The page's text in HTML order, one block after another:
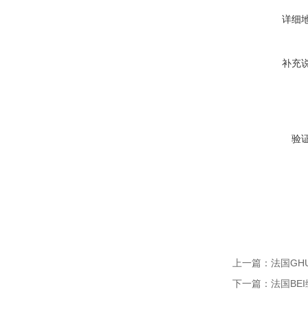
详细
补充
验
上一篇： 法国
下一篇： 法国